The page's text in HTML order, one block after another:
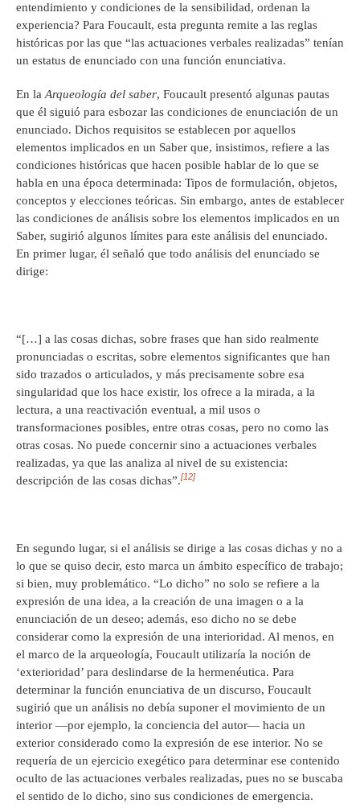
entendimiento y condiciones de la sensibilidad, ordenan la
experiencia? Para Foucault, esta pregunta remite a las reglas
históricas por las que “las actuaciones verbales realizadas” tenían
un estatus de enunciado con una función enunciativa.
En laArqueología del saber, Foucault presentó algunas pautas
que él siguió para esbozar las condiciones de enunciación de un
enunciado. Dichos requisitos se establecen por aquellos
elementos implicados en un Saber que, insistimos, refiere a las
condiciones históricas que hacen posible hablar de lo que se
habla en una época determinada: Tipos de formulación, objetos,
conceptos y elecciones teóricas. Sin embargo, antes de establecer
las condiciones de análisis sobre los elementos implicados en un
Saber, sugirió algunos límites para este análisis del enunciado.
En primer lugar, él señaló que todo análisis del enunciado se
dirige:
“[…] a las cosas dichas, sobre frases que han sido realmente
pronunciadas o escritas, sobre elementos significantes que han
sido trazados o articulados, y más precisamente sobre esa
singularidad que los hace existir, los ofrece a la mirada, a la
lectura, a una reactivación eventual, a mil usos o
transformaciones posibles, entre otras cosas, pero no como las
otras cosas. No puede concernir sino a actuaciones verbales
realizadas, ya que las analiza al nivel de su existencia:
descripción de las cosas dichas”.[12]
En segundo lugar, si el análisis se dirige a las cosas dichas y no a
lo que se quiso decir, esto marca un ámbito específico de trabajo;
si bien, muy problemático. “Lo dicho” no solo se refiere a la
expresión de una idea, a la creación de una imagen o a la
enunciación de un deseo; además, eso dicho no se debe
considerar como la expresión de una interioridad. Al menos, en
el marco de la arqueología, Foucault utilizaría la noción de
‘exterioridad’ para deslindarse de la hermenéutica. Para
determinar la función enunciativa de un discurso, Foucault
sugirió que un análisis no debía suponer el movimiento de un
interior —por ejemplo, la conciencia del autor— hacia un
exterior considerado como la expresión de ese interior. No se
requería de un ejercicio exegético para determinar ese contenido
oculto de las actuaciones verbales realizadas, pues no se buscaba
el sentido de lo dicho, sino sus condiciones de emergencia.